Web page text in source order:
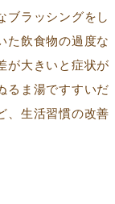
ブラッシングをし
た飲食物の過度な
が大きいと症状が
るま湯ですすいだ
、生活習慣の改善